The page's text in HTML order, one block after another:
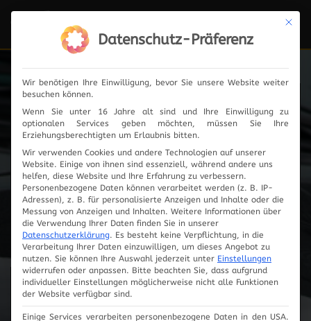
Fahrzeugauswahl
Innovationen
Mit
Datenschutz-Präferenz
Wir benötigen Ihre Einwilligung, bevor Sie unsere Website weiter
besuchen können.
Wenn Sie unter 16 Jahre alt sind und Ihre Einwilligung zu
optionalen Services geben möchten, müssen Sie Ihre
Erziehungsberechtigten um Erlaubnis bitten.
Wir verwenden Cookies und andere Technologien auf unserer
Website. Einige von ihnen sind essenziell, während andere uns
helfen, diese Website und Ihre Erfahrung zu verbessern.
Personenbezogene Daten können verarbeitet werden (z. B. IP-
Adressen), z. B. für personalisierte Anzeigen und Inhalte oder die
Messung von Anzeigen und Inhalten. Weitere Informationen über
die Verwendung Ihrer Daten finden Sie in unserer
Datenschutzerklärung. Es besteht keine Verpflichtung, in die
Verarbeitung Ihrer Daten einzuwilligen, um dieses Angebot zu
nutzen. Sie können Ihre Auswahl jederzeit unter Einstellungen
widerrufen oder anpassen. Bitte beachten Sie, dass aufgrund
individueller Einstellungen möglicherweise nicht alle Funktionen
der Website verfügbar sind.
Einige Services verarbeiten personenbezogene Daten in den USA.